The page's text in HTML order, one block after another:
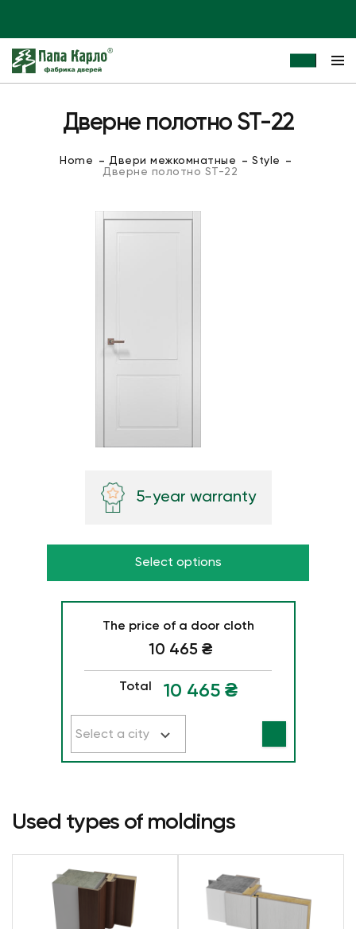
Дверне полотно ST-22
Home Двери межкомнатные
Style
Дверне полотно ST-22
5-year warranty
Select options
The price of a door cloth
10 465 ₴
Total 10 465₴
Select a city
Used types of moldings